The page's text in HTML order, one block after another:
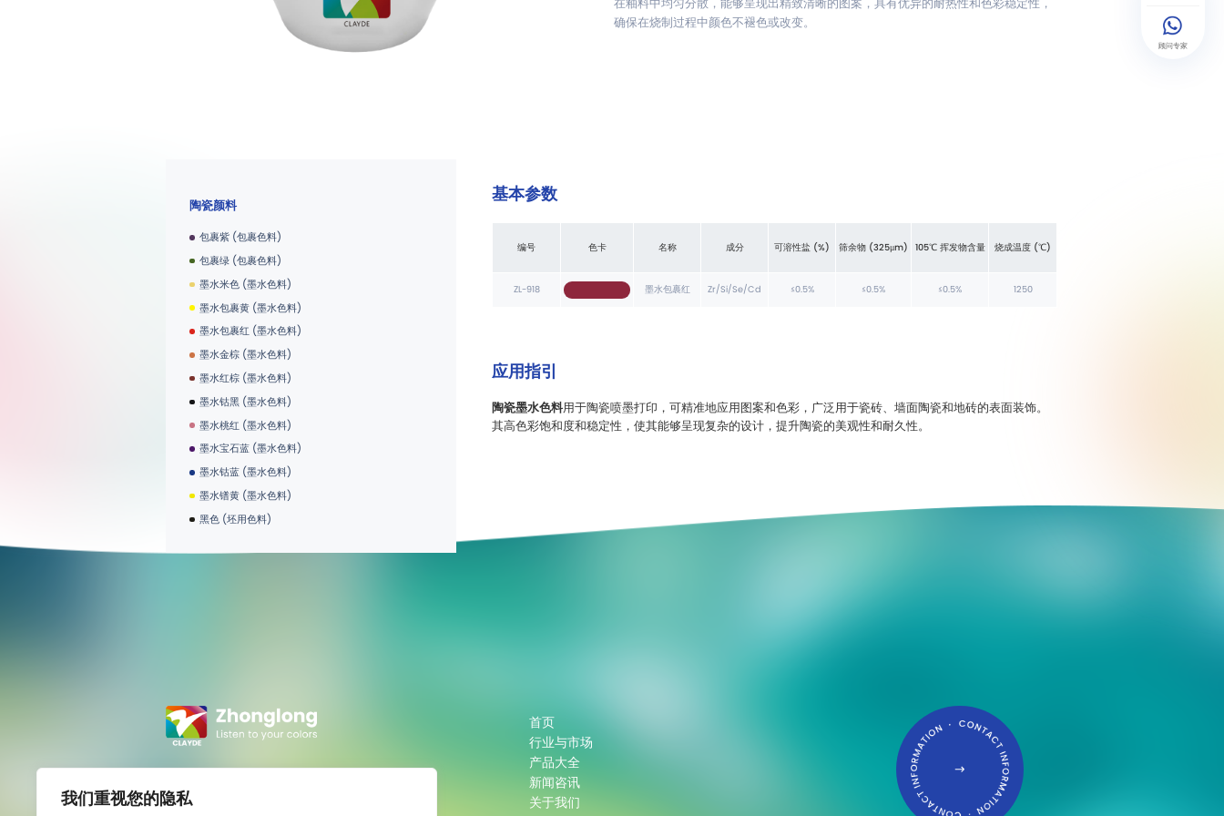
我们重视您的隐私
顾问专家
确保在烧制过程中颜色不褪色或改变。
陶瓷颜料
包裹紫 (包裹色料)
包裹绿 (包裹色料)
墨水米色 (墨水色料)
墨水包裹黄 (墨水色料)
墨水包裹红 (墨水色料)
墨水金棕 (墨水色料)
墨水红棕 (墨水色料)
墨水钴黑 (墨水色料)
墨水桃红 (墨水色料)
墨水宝石蓝 (墨水色料)
墨水钴蓝 (墨水色料)
墨水镨黄 (墨水色料)
黑色 (坯用色料)
钴蓝 (坯用色料)
草绿 (釉用色料)
基本参数
编号 色卡 名称 成分 可溶性盐 (%) 筛余物 (325μm) 105℃ 挥发物含量 烧成温度 (℃)
ZL-918 墨水包裹红 Zr/Si/Se/Cd ≤0.5% ≤0.5% ≤0.5% 1250
应用指引
陶瓷墨水色料用于陶瓷喷墨打印，可精准地应用图案和色彩，广泛用于瓷砖、墙面陶瓷和地砖的表面装饰。
其高色彩饱和度和稳定性，使其能够呈现复杂的设计，提升陶瓷的美观性和耐久性。
专注颜料制造
首页
行业与市场
产品大全
新闻咨讯
关于我们